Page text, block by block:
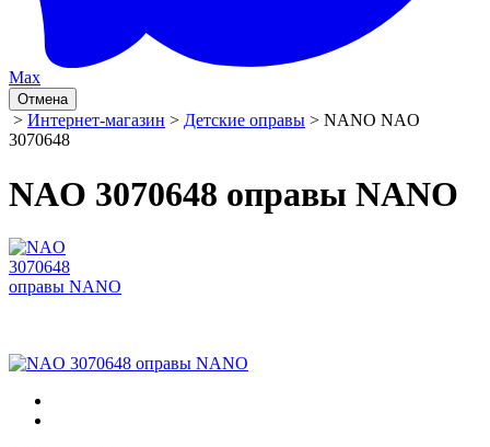
Max
Отмена
> Интернет-магазин > Детские оправы > NANO NAO
3070648
NAO 3070648 оправы NANO